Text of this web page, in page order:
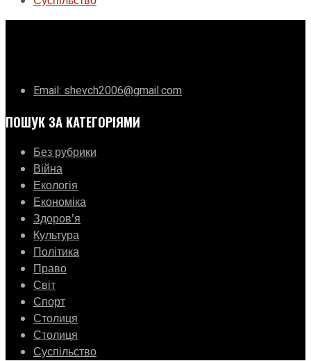
Email: shevch2006@gmail.com
ПОШУК ЗА КАТЕГОРІЯМИ
Без рубрики
Війна
Екологія
Економіка
Здоровʼя
Культура
Політика
Право
Світ
Спорт
Столиця
Столиця
Суспільство